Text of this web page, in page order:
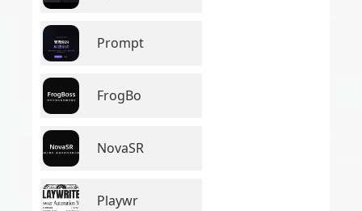
Prompt
FrogBo
NovaSR
Playwr